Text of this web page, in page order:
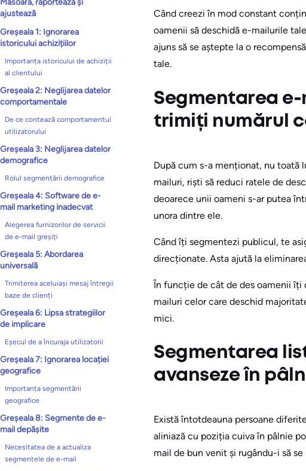
Măsoară, raportează și
ajustează
Greșeala 1: Ignorarea
istoricului achizițiilor
Importanța istoricului de achiziții
al clientului
Greșeala 2: Neglijarea datelor
comportamentale
De ce contează comportamentul
utilizatorului
Greșeala 3: Neglijarea datelor
demografice
Rolul segmentării demografice
Greșeala 4: Software de e-
mail marketing inadecvat
Alegerea furnizorilor de servicii
de e-mail greșiți
Greșeala 5: Abordarea
universală
Trimiterea aceluiași mesaj întregii
baze de clienți
Greșeala 6: Lipsa strategiilor
de implicare
Eșecul de a încuraja utilizatorii
Greșeala 7: Ignorarea locației
geografice
Importanța segmentării
geografice
Greșeala 8: Segmente de e-
mail depășite
Necesitatea de a actualiza
segmentele de e-mail
Când creezi în mod constant
oamenii să deschidă e-mailurile
ajuns să se aștepte la o
tale.
Segmentarea
trimiți numărul
După cum s-a menționat, nu toată
mailuri, riști să reduci ratele de
deoarece unii oameni s-ar putea
unora dintre ele.
Când îți segmentezi publicul, te
direcționate. Asta ajută la
În funcție de cât de des oamenii
mailuri celor care deschid
mici.
Segmentarea
avanseze în
Există întotdeauna persoane
aliniază cu poziția cuiva în pâlnie
mail de bun venit și rugându-i să